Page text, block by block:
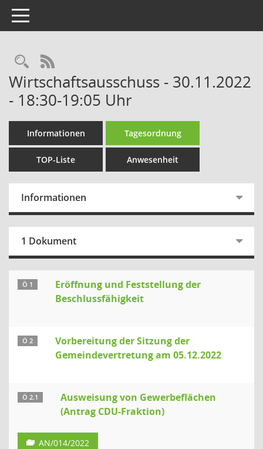
Toggle navigation
Rechercheauswahl
RSS-Feed
Wirtschaftsausschuss - 30.11.2022
- 18:30-19:05 Uhr
Informationen Tagesordnung
TOP-Liste Anwesenheit
Informationen
1 Dokument
Ö 1
Eröffnung und Feststellung der
Beschlussfähigkeit
Ö 2
Vorbereitung der Sitzung der
Gemeindevertretung am 05.12.2022
Ö 2.1
Ausweisung von Gewerbeflächen
(Antrag CDU-Fraktion)
AN/014/2022